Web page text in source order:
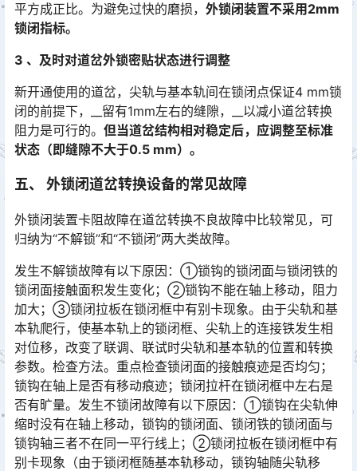
平方成正比。为避免过快的磨损，󠅅󠅃󠄵󠅂󠄪󠇖󠆨󠆨󠇕󠆞󠆒󠅬󠇘󠆭󠆘󠇙󠆝󠅵󠇗󠆭󠆁󠄐󠇗󠅹󠅸󠇖󠆍󠅳󠇖󠅹󠅰󠇖󠆌󠅹 外锁闭装置不采用2mm
锁闭指标。
3 、及时对道岔外锁密贴状态进行调整
新开通使用的道岔，尖轨与基本轨间在锁闭点保证4 mm锁
闭的前提下，__留有1mm左右的缝隙，__以减小道岔转换
阻力是可行的。 但当道岔结构相对稳定后，应调整至标准
状态（即缝隙不大于0.5 mm）。
五、 外锁闭道岔转换设备的常见故障
外锁闭装置卡阻故障在道岔转换不良故障中比较常见，可
归纳为“不解锁”和“不锁闭”两大类故障。
发生不解锁故障有以下原因：①锁钩的锁闭面与锁闭铁的
锁闭面接触面积发生变化；②锁钩不能在轴上移动，阻力
加大；③锁闭拉板在锁闭框中有别卡现象。由于尖轨和基
本轨爬行，使基本轨上的锁闭框、尖轨上的连接铁发生相
对位移，改变了联调、联试时尖轨和基本轨的位置和转换
参数。检查方法。重点检查锁闭面的接触痕迹是否均匀；
锁钩在轴上是否有移动痕迹；锁闭拉杆在锁闭框中左右是
否有旷量。发生不锁闭故障有以下原因：①锁钩在尖轨伸
缩时没有在轴上移动，锁钩的锁闭面、锁闭铁的锁闭面与
锁钩轴三者不在同一平行线上；②锁闭拉板在锁闭框中有
别卡现象（由于锁闭框随基本轨移动，锁钩轴随尖轨移